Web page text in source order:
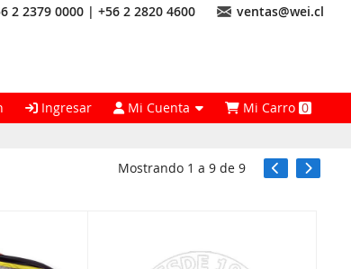
2 2379 0000 | +56 2 2820 4600 ventas@wei.cl
Ingresar Mi Cuenta Mi Carro0
Mostrando 1 a9 de9